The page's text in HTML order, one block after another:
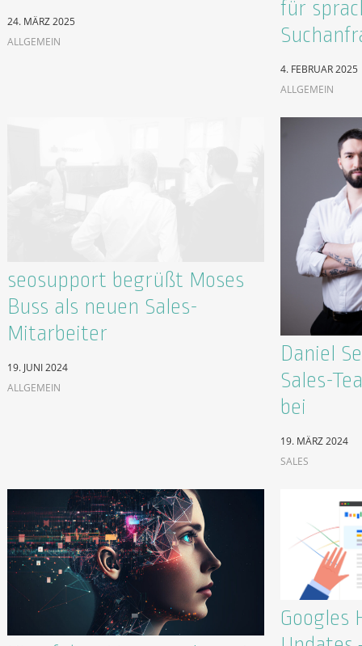
24. MÄRZ 2025
ALLGEMEIN
für
4. FEBRUAR 2025
ALLGEMEIN
seosupport begrüßt Moses
Buss als neuen Sales-
Mitarbeiter
19. JUNI 2024
ALLGEMEIN
Daniel
Sales-
bei
19. MÄRZ 2024
SALES
Googles